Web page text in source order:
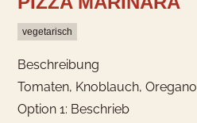
vegetarisch
Beschreibung
Tomaten, Knoblauch, Oregano
Option 1: Beschrieb